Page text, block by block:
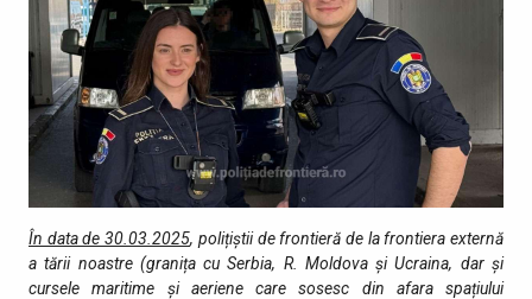
În data de 30.03.2025, polițiștii de frontieră de la frontiera externă
a tării noastre (granița cu Serbia, R. Moldova și Ucraina, dar și
cursele maritime și aeriene care sosesc din afara spațiului